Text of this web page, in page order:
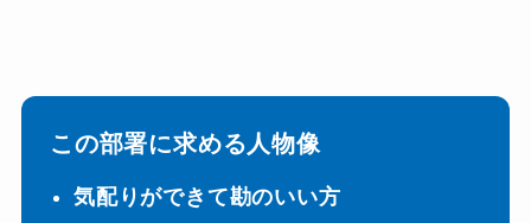
この部署に求める人物像
気配りができて勘のいい方